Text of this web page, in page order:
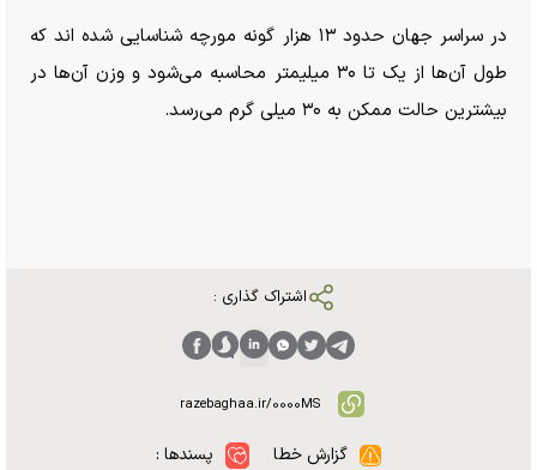
در سراسر جهان حدود ۱۳ هزار گونه مورچه شناسایی شده اند که
طول آن‌ها از یک تا ۳۰ میلیمتر محاسبه می‌شود و وزن آن‌ها در
بیشترین حالت ممکن به ۳۰ میلی گرم می‌رسد.
اشتراک گذاری :
گزارش خطا پسندها :